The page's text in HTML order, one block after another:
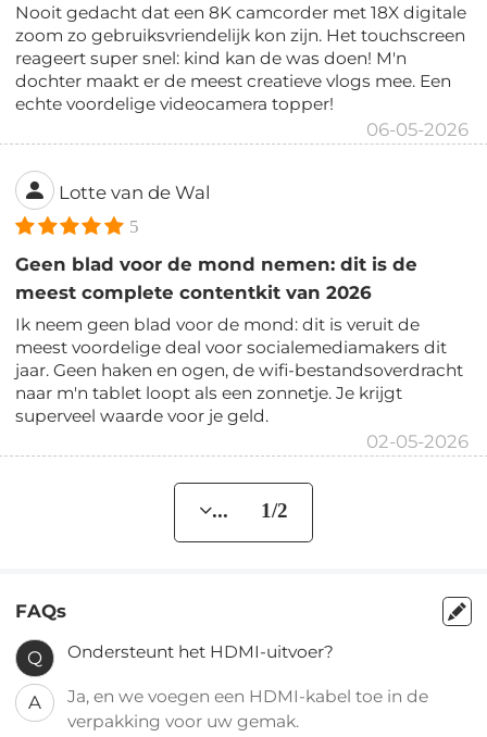
Nooit gedacht dat een 8K camcorder met 18X digitale
zoom zo gebruiksvriendelijk kon zijn. Het touchscreen
reageert super snel: kind kan de was doen! M'n
dochter maakt er de meest creatieve vlogs mee. Een
echte voordelige videocamera topper!
06-05-2026
Lotte van de Wal
5
Geen blad voor de mond nemen: dit is de
meest complete contentkit van 2026
Ik neem geen blad voor de mond: dit is veruit de
meest voordelige deal voor socialemediamakers dit
jaar. Geen haken en ogen, de wifi-bestandsoverdracht
naar m'n tablet loopt als een zonnetje. Je krijgt
superveel waarde voor je geld.
02-05-2026
... 1/2
FAQs
Q Ondersteunt het HDMI-uitvoer?
A
Ja, en we voegen een HDMI-kabel toe in de
verpakking voor uw gemak.